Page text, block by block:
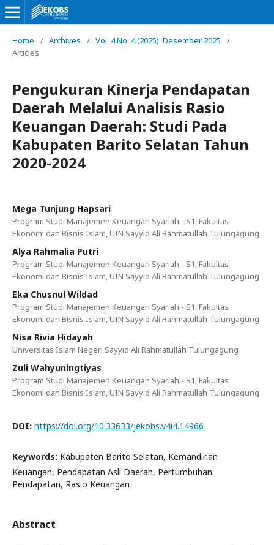
Home / Archives / Vol. 4 No. 4 (2025): Desember 2025
/
Articles
Pengukuran Kinerja Pendapatan
Daerah Melalui Analisis Rasio
Keuangan Daerah: Studi Pada
Kabupaten Barito Selatan Tahun
2020-2024
Mega Tunjung Hapsari
Program Studi Manajemen Keuangan Syariah - S1, Fakultas
Ekonomi dan Bisnis Islam, UIN Sayyid Ali Rahmatullah Tulungagung
Alya Rahmalia Putri
Program Studi Manajemen Keuangan Syariah - S1, Fakultas
Ekonomi dan Bisnis Islam, UIN Sayyid Ali Rahmatullah Tulungagung
Eka Chusnul Wildad
Program Studi Manajemen Keuangan Syariah - S1, Fakultas
Ekonomi dan Bisnis Islam, UIN Sayyid Ali Rahmatullah Tulungagung
Nisa Rivia Hidayah
Universitas Islam Negeri Sayyid Ali Rahmatullah Tulungagung
Zuli Wahyuningtiyas
Program Studi Manajemen Keuangan Syariah - S1, Fakultas
Ekonomi dan Bisnis Islam, UIN Sayyid Ali Rahmatullah Tulungagung
DOI: https://doi.org/10.33633/jekobs.v4i4.14966
Keywords: Kabupaten Barito Selatan, Kemandirian
Keuangan, Pendapatan Asli Daerah, Pertumbuhan
Pendapatan, Rasio Keuangan
Abstract